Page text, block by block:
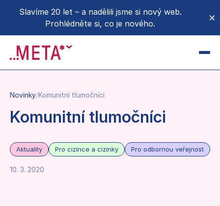
Slavíme 20 let – a nadělili jsme si nový web.
Prohlédněte si, co je nového.
CZ EN
O METĚ
O nás
Donoři a partneři
Projekty a kampaně
Novinky/Komunitní tlumočníci
Komunitní tlumočníci
Aktuality Pro cizince a cizinky Pro odbornou veřejnost
10. 3. 2020